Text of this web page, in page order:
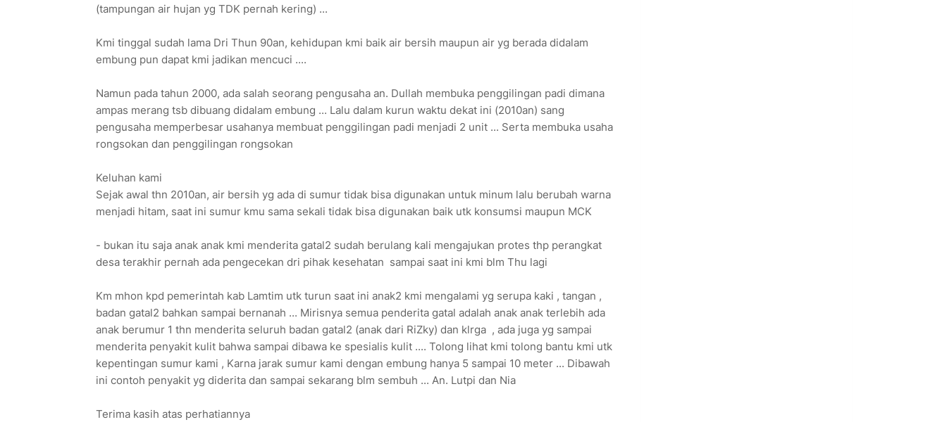
(tampungan air hujan yg TDK pernah kering) ...
Kmi tinggal sudah lama Dri Thun 90an, kehidupan kmi baik air bersih maupun air yg berada didalam
embung pun dapat kmi jadikan mencuci ....
Namun pada tahun 2000, ada salah seorang pengusaha an. Dullah membuka penggilingan padi dimana
ampas merang tsb dibuang didalam embung ... Lalu dalam kurun waktu dekat ini (2010an) sang
pengusaha memperbesar usahanya membuat penggilingan padi menjadi 2 unit ... Serta membuka usaha
rongsokan dan penggilingan rongsokan
Keluhan kami
Sejak awal thn 2010an, air bersih yg ada di sumur tidak bisa digunakan untuk minum lalu berubah warna
menjadi hitam, saat ini sumur kmu sama sekali tidak bisa digunakan baik utk konsumsi maupun MCK
- bukan itu saja anak anak kmi menderita gatal2 sudah berulang kali mengajukan protes thp perangkat
desa terakhir pernah ada pengecekan dri pihak kesehatan sampai saat ini kmi blm Thu lagi
Km mhon kpd pemerintah kab Lamtim utk turun saat ini anak2 kmi mengalami yg serupa kaki , tangan ,
badan gatal2 bahkan sampai bernanah ... Mirisnya semua penderita gatal adalah anak anak terlebih ada
anak berumur 1 thn menderita seluruh badan gatal2 (anak dari RiZky) dan klrga , ada juga yg sampai
menderita penyakit kulit bahwa sampai dibawa ke spesialis kulit .... Tolong lihat kmi tolong bantu kmi utk
kepentingan sumur kami , Karna jarak sumur kami dengan embung hanya 5 sampai 10 meter ... Dibawah
ini contoh penyakit yg diderita dan sampai sekarang blm sembuh ... An. Lutpi dan Nia
Terima kasih atas perhatiannya